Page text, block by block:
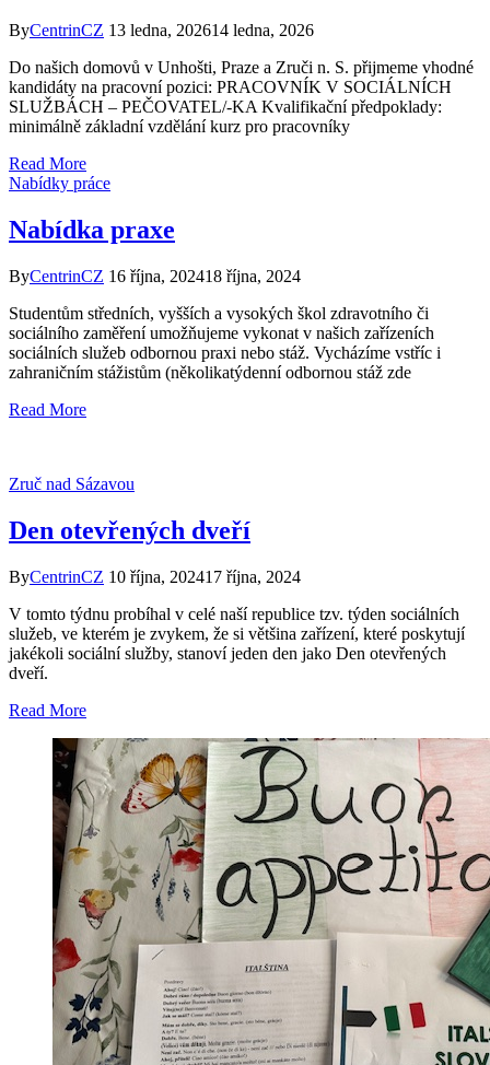
ByCentrinCZ 13 ledna, 202614 ledna, 2026
Do našich domovů v Unhošti, Praze a Zruči n. S. přijmeme vhodné
kandidáty na pracovní pozici: PRACOVNÍK V SOCIÁLNÍCH
SLUŽBÁCH – PEČOVATEL/-KA Kvalifikační předpoklady:
minimálně základní vzdělání kurz pro pracovníky
Read More
Nabídky práce
Nabídka praxe
ByCentrinCZ 16 října, 202418 října, 2024
Studentům středních, vyšších a vysokých škol zdravotního či
sociálního zaměření umožňujeme vykonat v našich zařízeních
sociálních služeb odbornou praxi nebo stáž. Vycházíme vstříc i
zahraničním stážistům (několikatýdenní odbornou stáž zde
Read More
Zruč nad Sázavou
Den otevřených dveří
ByCentrinCZ 10 října, 202417 října, 2024
V tomto týdnu probíhal v celé naší republice tzv. týden sociálních
služeb, ve kterém je zvykem, že si většina zařízení, které poskytují
jakékoli sociální služby, stanoví jeden den jako Den otevřených
dveří.
Read More